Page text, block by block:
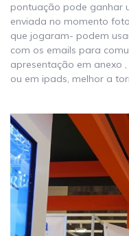
pontuação pode ganhar
enviada no momento
que jogaram- podem
com os emails para
apresentação em anexo
ou em ipads, melhor a